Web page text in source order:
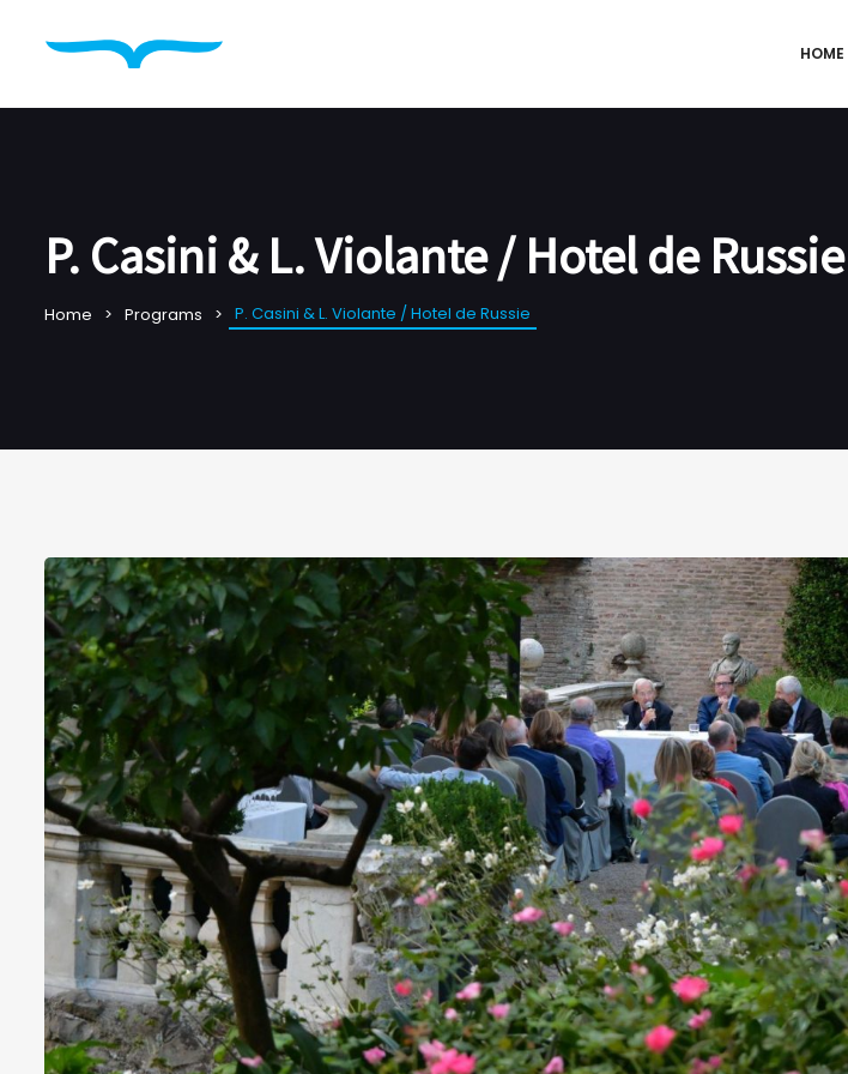
HOME
P. Casini & L. Violante / Hotel de Russie
Home Programs P. Casini & L. Violante / Hotel de Russie